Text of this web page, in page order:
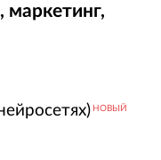
маркетинг,
НОВЫЙ